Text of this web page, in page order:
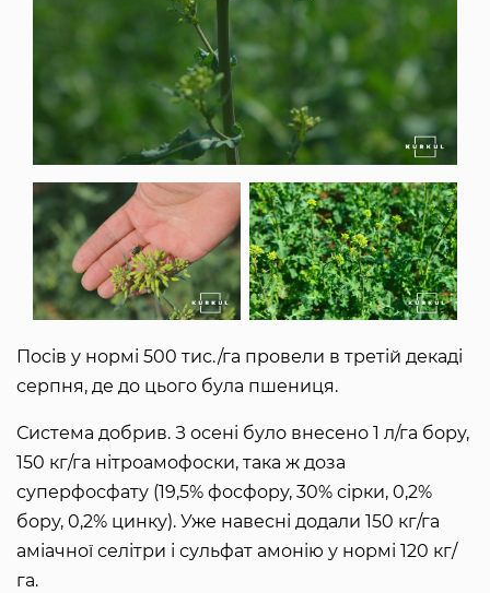
Посів у нормі 500 тис./га провели в третій декаді
серпня, де до цього була пшениця.
Система добрив. З осені було внесено 1 л/га бору,
150 кг/га нітроамофоски, така ж доза
суперфосфату (19,5% фосфору, 30% сірки, 0,2%
бору, 0,2% цинку). Уже навесні додали 150 кг/га
аміачної селітри і сульфат амонію у нормі 120 кг/
га.